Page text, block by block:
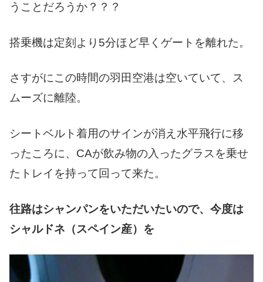
うことだろうか？？？
搭乗機は定刻より5分ほど早くゲートを離れた。
さすがにこの時間の羽田空港は空いていて、ス
ムーズに離陸。
シートベルト着用のサインが消え水平飛行に移
ったころに、CAが飲み物の入ったグラスを乗せ
たトレイを持って回って来た。
往路はシャンパンをいただいたいので、今度は
シャルドネ（スペイン産）を